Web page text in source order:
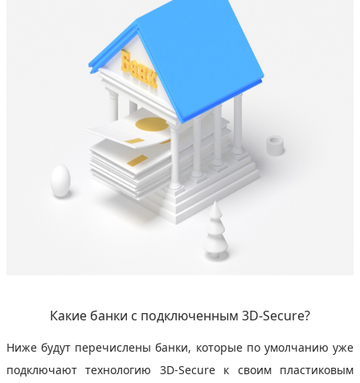
Какие банки с подключенным 3D-Secure?
Ниже будут перечислены банки, которые по умолчанию уже
подключают технологию 3D-Secure к своим пластиковым